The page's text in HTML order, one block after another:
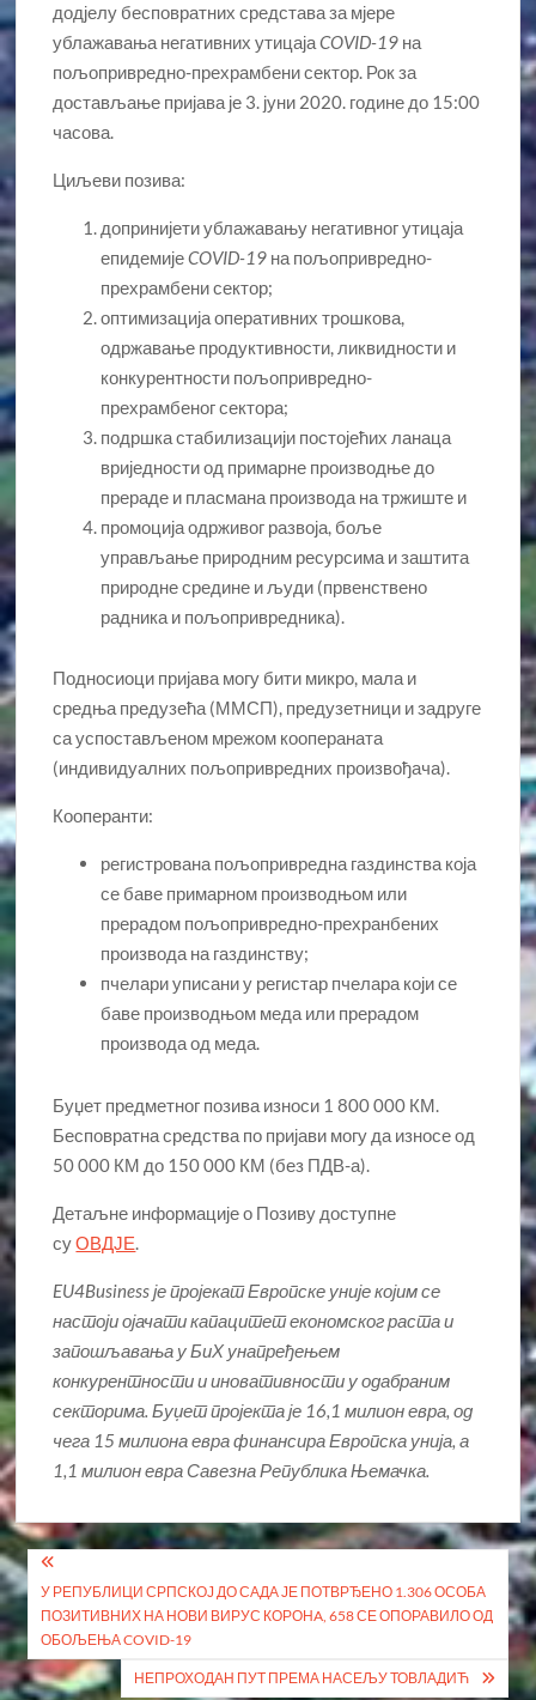
додјелу бесповратних средстава за мјере
ублажавања негативних утицајаCOVID-19 на
пољопривредно-прехрамбени сектор. Рок за
достављање пријава је 3. јуни 2020. године до 15:00
часова.
Циљеви позива:
допринијети ублажавању негативног утицаја
епидемијеCOVID-19 на пољопривредно-
прехрамбени сектор;
оптимизација оперативних трошкова,
одржавање продуктивности, ликвидности и
конкурентности пољопривредно-
прехрамбеног сектора;
подршка стабилизацији постојећих ланаца
вриједности од примарне производње до
прераде и пласмана производа на тржиште и
промоција одрживог развоја, боље
управљање природним ресурсима и заштита
природне средине и људи (првенствено
радника и пољопривредника).
Подносиоци пријава могу бити микро, мала и
средња предузећа (ММСП), предузетници и задруге
са успостављеном мрежом коопераната
(индивидуалних пољопривредних произвођача).
Кооперанти:
регистрована пољопривредна газдинства која
се баве примарном производњом или
прерадом пољопривредно-прехранбених
производа на газдинству;
пчелари уписани у регистар пчелара који се
баве производњом меда или прерадом
производа од меда.
Буџет предметног позива износи 1 800 000 КМ.
Бесповратна средства по пријави могу да износе од
50 000 КМ до 150 000 КМ (без ПДВ-а).
Детаљне информације о Позиву доступне
суОВДЈЕ
EU4Businessје пројекат Европске уније којим се
настоји ојачати капацитет економског раста и
запошљавања у БиХ унапређењем
конкурентности и иновативности у одабраним
секторима. Буџет пројекта је 16,1 милион евра, од
чега 15 милиона евра финансира Европска унија, а
1,1 милион евра Савезна Република Њемачка.
Кретање
чланка
У РЕПУБЛИЦИ СРПСКОЈ ДО САДА ЈЕ ПОТВРЂЕНО 1.306 ОСОБА
ПОЗИТИВНИХ НА НОВИ ВИРУС КОРОНA, 658 СЕ ОПОРАВИЛО ОД
ОБОЉЕЊА COVID-19
НЕПРОХОДАН ПУТ ПРЕМА НАСЕЉУ ТОВЛАДИЋ